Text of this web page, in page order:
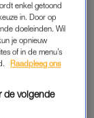
een nieuwe
afsprak.
ik er ook
probeerde
elkaar, dus ik
gebruikten
jaar was ik
enkel getoond
in. Door op
doeleinden. Wil
je opnieuw
of in de menu’s
Raadpleeg ons
de volgende